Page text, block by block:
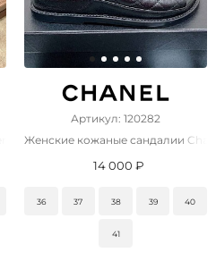
Chypre premium
Артикул: 120282
Женские кожаные сандалии
14 000 ₽
36 37 38 39 40
41